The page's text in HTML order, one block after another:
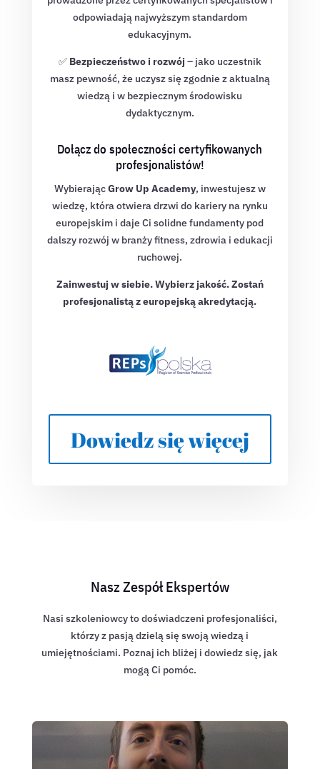
odpowiadają najwyższym standardom
edukacyjnym.
✅ Bezpieczeństwo i rozwój– jako uczestnik
masz pewność, że uczysz się zgodnie z aktualną
wiedzą i w bezpiecznym środowisku
dydaktycznym.
Dołącz do społeczności certyfikowanych
profesjonalistów!
WybierającGrow Up Academy, inwestujesz w
wiedzę, która otwiera drzwi do kariery na rynku
europejskim i daje Ci solidne fundamenty pod
dalszy rozwój w branży fitness, zdrowia i edukacji
ruchowej.
Zainwestuj w siebie. Wybierz jakość. Zostań
profesjonalistą z europejską akredytacją.
Dowiedz się więcej
Nasz Zespół Ekspertów
Nasi szkoleniowcy to doświadczeni profesjonaliści,
którzy z pasją dzielą się swoją wiedzą i
umiejętnościami. Poznaj ich bliżej i dowiedz się, jak
mogą Ci pomóc.